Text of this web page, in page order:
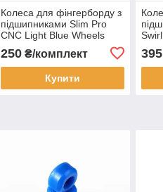
Колеса для фінгерборду з
підшипниками Slim Pro
CNC Light Blue Wheels
250₴/комплект
Купити
395